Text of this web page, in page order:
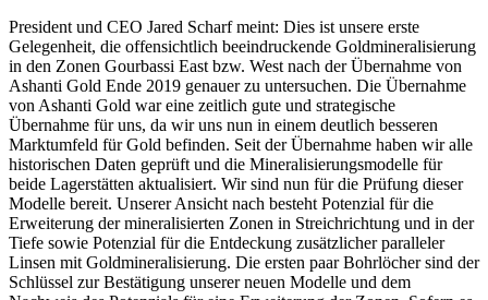
President und CEO Jared Scharf meint: Dies ist unsere erste
Gelegenheit, die offensichtlich beeindruckende Goldmineralisierung
in den Zonen Gourbassi East bzw. West nach der Übernahme von
Ashanti Gold Ende 2019 genauer zu untersuchen. Die Übernahme
von Ashanti Gold war eine zeitlich gute und strategische
Übernahme für uns, da wir uns nun in einem deutlich besseren
Marktumfeld für Gold befinden. Seit der Übernahme haben wir alle
historischen Daten geprüft und die Mineralisierungsmodelle für
beide Lagerstätten aktualisiert. Wir sind nun für die Prüfung dieser
Modelle bereit. Unserer Ansicht nach besteht Potenzial für die
Erweiterung der mineralisierten Zonen in Streichrichtung und in der
Tiefe sowie Potenzial für die Entdeckung zusätzlicher paralleler
Linsen mit Goldmineralisierung. Die ersten paar Bohrlöcher sind der
Schlüssel zur Bestätigung unserer neuen Modelle und dem